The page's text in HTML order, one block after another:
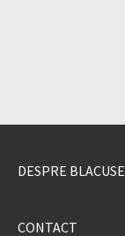
DESPRE
CONTACT